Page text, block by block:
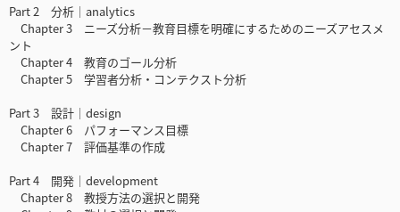
Part 2 分析｜analytics
Chapter 3 ニーズ分析－教育目標を明確にするためのニーズアセスメ
ント
Chapter 4 教育のゴール分析
Chapter 5 学習者分析・コンテクスト分析
Part 3 設計｜design
Chapter 6 パフォーマンス目標
Chapter 7 評価基準の作成
Part 4 開発｜development
Chapter 8 教授方法の選択と開発